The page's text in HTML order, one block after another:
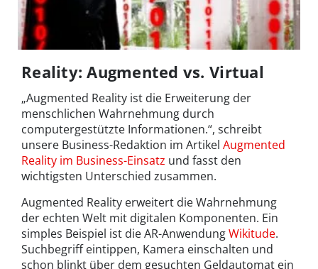
Reality: Augmented vs. Virtual
„Augmented Reality ist die Erweiterung der
menschlichen Wahrnehmung durch
computergestützte Informationen.“, schreibt
unsere Business-Redaktion im Artikel Augmented
Reality im Business-Einsatz und fasst den
wichtigsten Unterschied zusammen.
Augmented Reality erweitert die Wahrnehmung
der echten Welt mit digitalen Komponenten. Ein
simples Beispiel ist die AR-AnwendungWikitude.
Suchbegriff eintippen, Kamera einschalten und
schon blinkt über dem gesuchten Geldautomat ein